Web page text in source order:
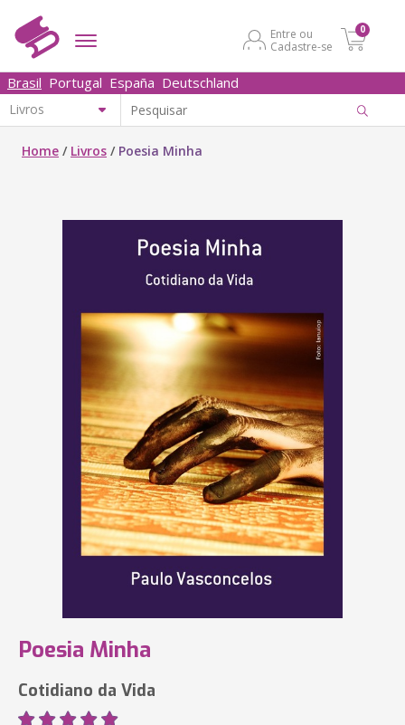
Entre ou
Cadastre-se
0
Brasil Portugal España Deutschland
Home / Livros / Poesia Minha
Poesia Minha
Cotidiano da Vida